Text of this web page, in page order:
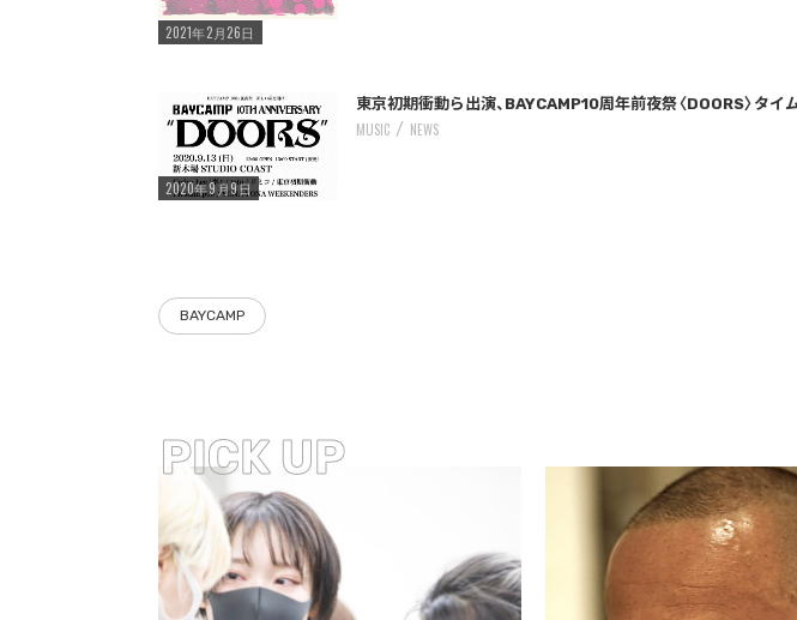
2021年2月26日
Warning
: Undefined variable $post_id in
/home/storywriter/storywriter.tokyo/public_html/wp-content/themes/StoryWriter/single.php
on line242
東京初期衝動ら出演、BAYCAMP10周年前夜祭〈DOORS〉タイ
2020年9月9日
MUSIC NEWS
BAYCAMP